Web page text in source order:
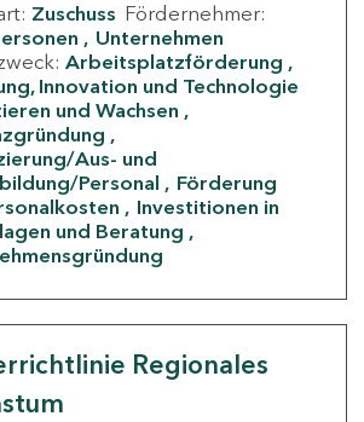
Zuschuss Fördernehmer:
Unternehmen
Arbeitsplatzförderung
Innovation und Technologie
und Wachsen
Aus- und
Personal
Förderung
Investitionen in
und Beratung
Regionales